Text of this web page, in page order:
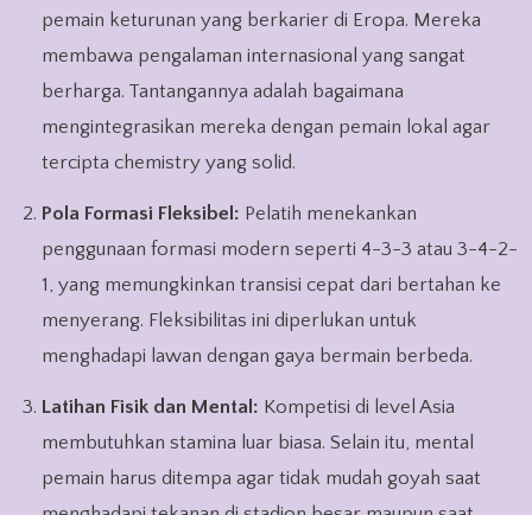
pemain keturunan yang berkarier di Eropa. Mereka
membawa pengalaman internasional yang sangat
berharga. Tantangannya adalah bagaimana
mengintegrasikan mereka dengan pemain lokal agar
tercipta chemistry yang solid.
Pola Formasi Fleksibel: Pelatih menekankan
penggunaan formasi modern seperti 4-3-3 atau 3-4-2-
1, yang memungkinkan transisi cepat dari bertahan ke
menyerang. Fleksibilitas ini diperlukan untuk
menghadapi lawan dengan gaya bermain berbeda.
Latihan Fisik dan Mental: Kompetisi di level Asia
membutuhkan stamina luar biasa. Selain itu, mental
pemain harus ditempa agar tidak mudah goyah saat